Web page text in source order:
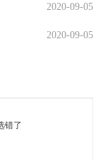
2020-09-05
2020-09-05